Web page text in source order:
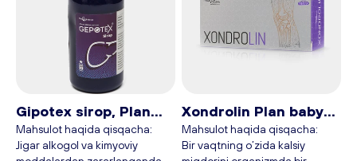
yorib o‘tishga yordam beradi
Moyak to‘qimasida oksidlovchi
stressni kamaytiradi.
Spermatozoidlarni yetilishini
Genetik apparatning ishlashi
uchun zarur bo‘lgan element
bo‘lib, hujayralar o‘sishi va
bo‘linishida faol ishtirok etadi.
Ayolda homilador bo‘lish foizini
oshiradi
Gipotex sirop, Plan
baby, 100 ml
Mahsulot haqida qisqacha:
Jigar alkogol va kimyoviy
Xondrolin Plan babyб,
50 ta tabletka
Mahsulot haqida qisqacha:
Bir vaqtning o’zida kalsiy